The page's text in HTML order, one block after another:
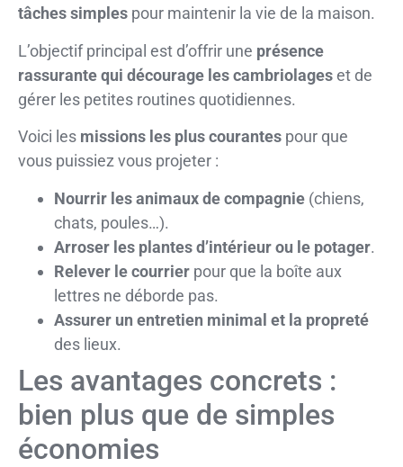
tâches simples pour maintenir la vie de la maison.
L’objectif principal est d’offrir une présence
rassurante qui décourage les cambriolageset de
gérer les petites routines quotidiennes.
Voici les missions les plus courantes pour que
vous puissiez vous projeter :
Nourrir les animaux de compagnie (chiens,
chats, poules…).
Arroser les plantes d’intérieur ou le potager.
Relever le courrier pour que la boîte aux
lettres ne déborde pas.
Assurer un entretien minimal et la propreté
des lieux.
Les avantages concrets :
bien plus que de simples
économies